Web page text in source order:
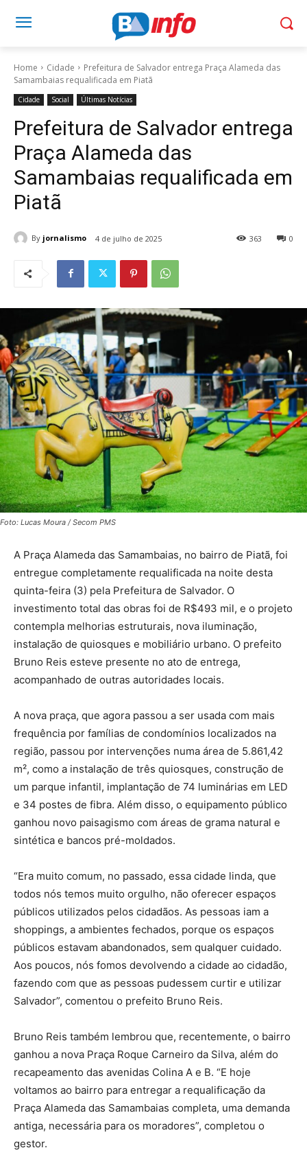
Home Cidade
Prefeitura de Salvador entrega Praça Alameda das
Samambaias requalificada em Piatã
Cidade Social Últimas Notícias
Prefeitura de Salvador entrega
Praça Alameda das
Samambaias requalificada em
Piatã
By jornalismo 4 de julho de 2025 0
363
Foto: Lucas Moura / Secom PMS
A Praça Alameda das Samambaias, no bairro de Piatã, foi
entregue completamente requalificada na noite desta
quinta-feira (3) pela Prefeitura de Salvador. O
investimento total das obras foi de R$493 mil, e o projeto
contempla melhorias estruturais, nova iluminação,
instalação de quiosques e mobiliário urbano. O prefeito
Bruno Reis esteve presente no ato de entrega,
acompanhado de outras autoridades locais.
A nova praça, que agora passou a ser usada com mais
frequência por famílias de condomínios localizados na
região, passou por intervenções numa área de 5.861,42
m², como a instalação de três quiosques, construção de
um parque infantil, implantação de 74 luminárias em LED
e 34 postes de fibra. Além disso, o equipamento público
ganhou novo paisagismo com áreas de grama natural e
sintética e bancos pré-moldados.
“Era muito comum, no passado, essa cidade linda, que
todos nós temos muito orgulho, não oferecer espaços
públicos utilizados pelos cidadãos. As pessoas iam a
shoppings, a ambientes fechados, porque os espaços
públicos estavam abandonados, sem qualquer cuidado.
Aos poucos, nós fomos devolvendo a cidade ao cidadão,
fazendo com que as pessoas pudessem curtir e utilizar
Salvador”, comentou o prefeito Bruno Reis.
Bruno Reis também lembrou que, recentemente, o bairro
ganhou a nova Praça Roque Carneiro da Silva, além do
recapeamento das avenidas Colina A e B. “E hoje
voltamos ao bairro para entregar a requalificação da
Praça Alameda das Samambaias completa, uma demanda
antiga, necessária para os moradores”, completou o
gestor.